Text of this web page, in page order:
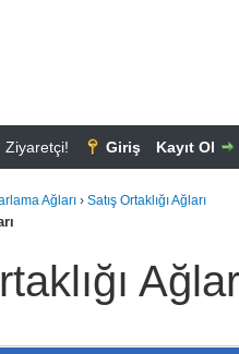
Ziyaretçi! Giriş Kayıt Ol
Ağları › Satış Ortaklığı Ağları